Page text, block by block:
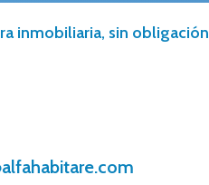
inmobiliaria, sin obligación